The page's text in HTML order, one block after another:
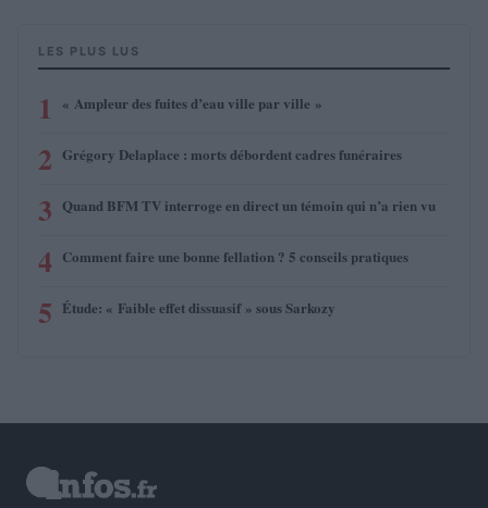
LES PLUS LUS
1 « Ampleur des fuites d’eau ville par ville »
2 Grégory Delaplace : morts débordent cadres funéraires
3 Quand BFM TV interroge en direct un témoin qui n’a rien vu
4 Comment faire une bonne fellation ? 5 conseils pratiques
5 Étude: « Faible effet dissuasif » sous Sarkozy